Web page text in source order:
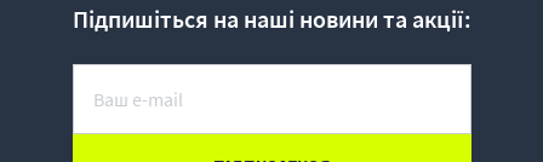
Підпишіться на наші новини та акції: